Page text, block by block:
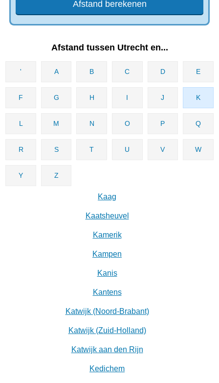
Afstand tussen Utrecht en...
' A B C D E
F G H I J K
L M N O P Q
R S T U V W
Y Z
Kaag
Kaatsheuvel
Kamerik
Kampen
Kanis
Kantens
Katwijk (Noord-Brabant)
Katwijk (Zuid-Holland)
Katwijk aan den Rijn
Kedichem